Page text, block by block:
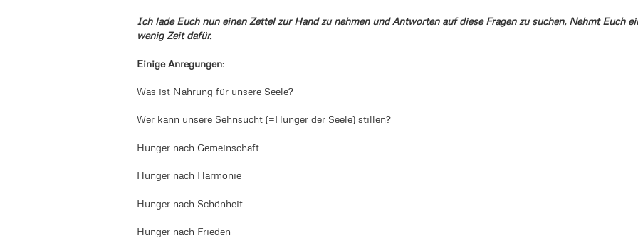
Ich lade Euch nun einen Zettel zur Hand zu nehmen und Antworten auf diese Fragen zu suchen. Nehmt Euch
wenig Zeit dafür.
Einige Anregungen:
Was ist Nahrung für unsere Seele?
Wer kann unsere Sehnsucht (=Hunger der Seele) stillen?
Hunger nach Gemeinschaft
Hunger nach Harmonie
Hunger nach Schönheit
Hunger nach Frieden